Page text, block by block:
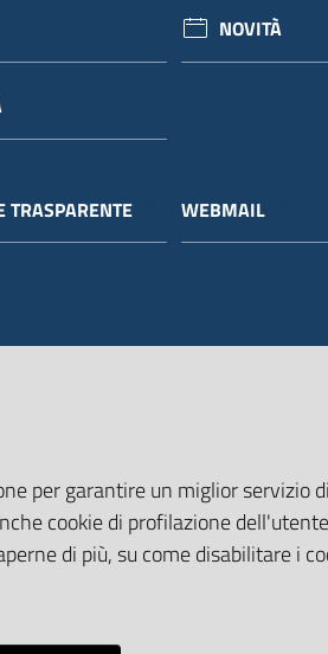
NOVITÀ
WEBMAIL
per garantire un miglior servizio
cookie di profilazione
di più, su come disabilitare i